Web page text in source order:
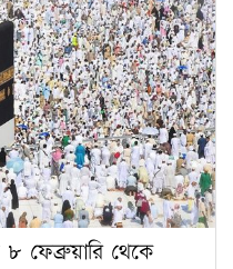
ফেব্রুয়ারি থেকে